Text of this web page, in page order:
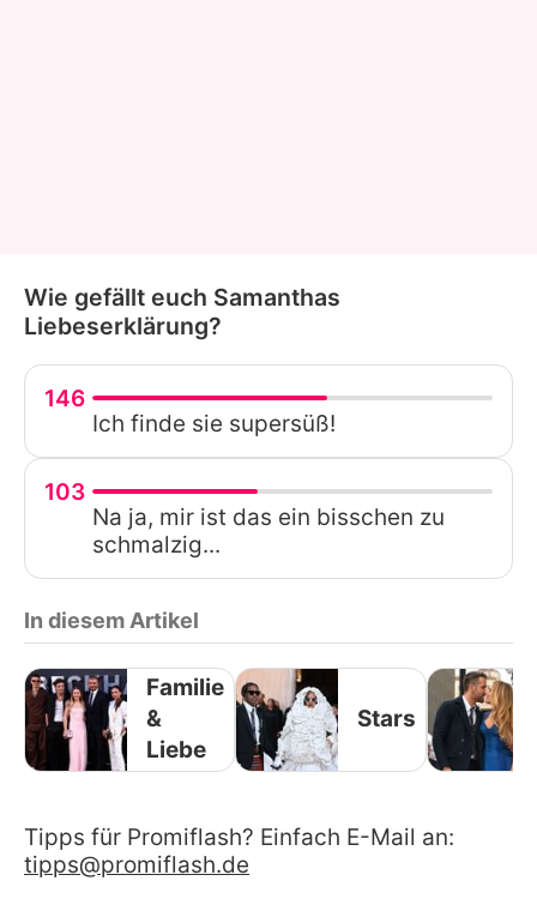
Wie gefällt euch Samanthas
Liebeserklärung?
146
Ich finde sie supersüß!
103
Na ja, mir ist das ein bisschen zu
schmalzig...
In diesem Artikel
Familie
&
Liebe
Stars
Tipps für Promiflash? Einfach E-Mail an:
tipps@promiflash.de